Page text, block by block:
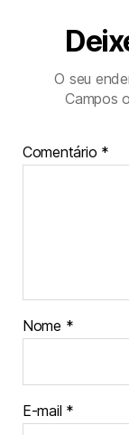
O seu
Campos
Comentário *
Nome *
E-mail *